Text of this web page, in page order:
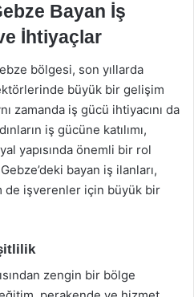
Bayan İş
İhtiyaçlar
bölgesi, son yıllarda
büyük bir gelişim
zamanda iş gücü ihtiyacını da
iş gücüne katılımı,
yapısında önemli bir rol
bayan iş ilanları,
de işverenler için büyük bir
zengin bir bölge